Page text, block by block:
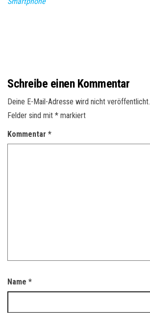
Schreibe einen Kommentar
Deine E-Mail-Adresse wird nicht veröffentlicht.
Felder sind mit * markiert
Kommentar *
Name *